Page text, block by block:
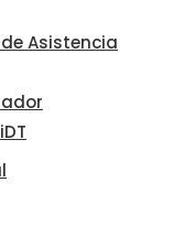
Asistencia